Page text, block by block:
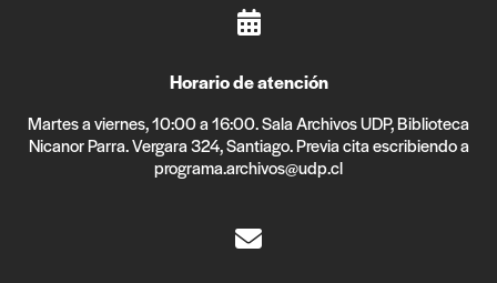
Horario de atención
Martes a viernes, 10:00 a 16:00. Sala Archivos UDP, Biblioteca
Nicanor Parra. Vergara 324, Santiago. Previa cita escribiendo a
programa.archivos@udp.cl